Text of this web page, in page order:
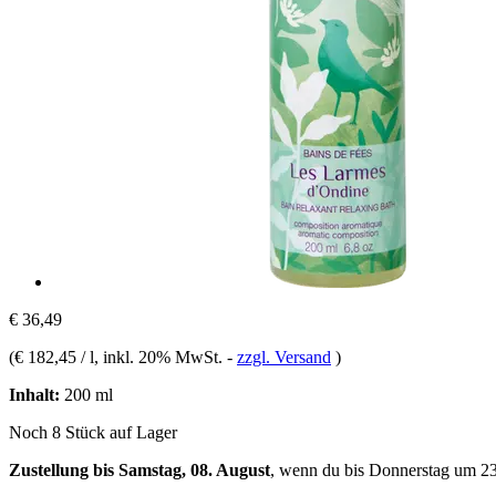
€ 36,49
(€ 182,45 / l, inkl. 20% MwSt. - zzgl. Versand )
Inhalt: 200 ml
Noch 8 Stück auf Lager
Zustellung bis Samstag, 08. August, wenn du bis Donnerstag um